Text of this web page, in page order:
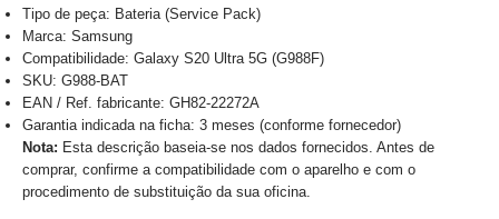
Tipo de peça: Bateria (Service Pack)
Marca: Samsung
Compatibilidade: Galaxy S20 Ultra 5G (G988F)
SKU: G988-BAT
EAN / Ref. fabricante: GH82-22272A
Garantia indicada na ficha: 3 meses (conforme fornecedor)
Nota: Esta descrição baseia-se nos dados fornecidos. Antes de
comprar, confirme a compatibilidade com o aparelho e com o
procedimento de substituição da sua oficina.